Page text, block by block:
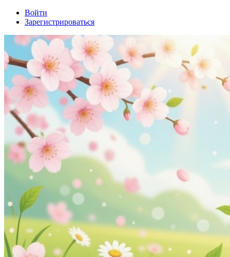
Войти
Зарегистрироваться